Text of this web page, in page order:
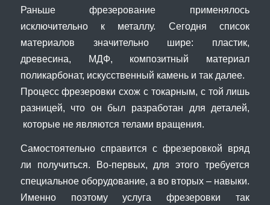
Раньше фрезерование применялось
исключительно к металлу. Сегодня список
материалов значительно шире: пластик,
древесина, МДФ, композитный материал
поликарбонат, искусственный камень и так далее.
Процесс фрезеровки схож с токарным, с той лишь
разницей, что он был разработан для деталей,
которые не являются телами вращения.
Самостоятельно справится с фрезеровкой вряд
ли получиться. Во-первых, для этого требуется
специальное оборудование, а во вторых – навыки.
Именно поэтому услуга фрезеровки так